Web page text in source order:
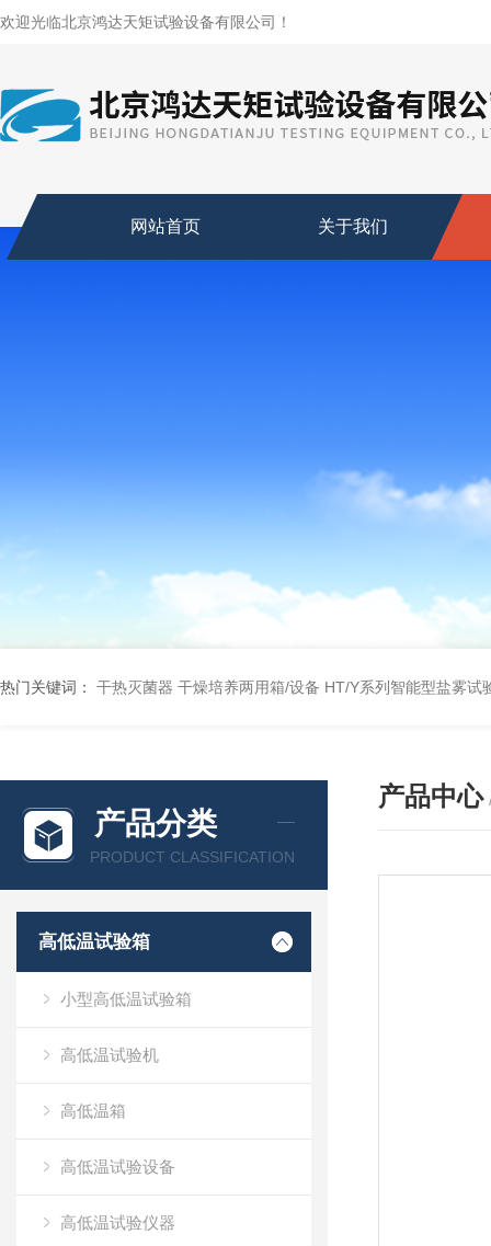
欢迎光临北京鸿达天矩试验设备有限公司！
网站首页 关于我们
热门关键词： 干热灭菌器 干燥培养两用箱/设备 HT/Y系列智能型盐雾试
产品分类
PRODUCT CLASSIFICATION
高低温试验箱
小型高低温试验箱
高低温试验机
高低温箱
高低温试验设备
高低温试验仪器
产品中心